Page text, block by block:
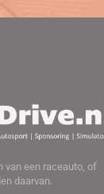
van een raceauto, of
daarvan.